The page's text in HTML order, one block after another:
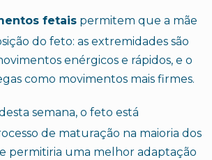
fetais permitem que a mãe
do feto: as extremidades são
enérgicos e rápidos, e o
como movimentos mais firmes.
semana, o feto está
de maturação na maioria dos
permitiria uma melhor adaptação